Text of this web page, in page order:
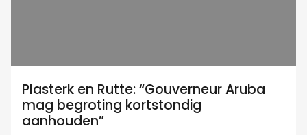
Plasterk en Rutte: “Gouverneur Aruba
mag begroting kortstondig
aanhouden”